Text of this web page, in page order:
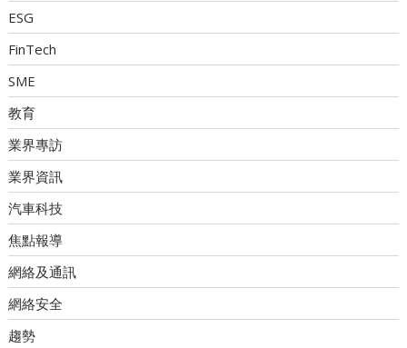
ESG
FinTech
SME
教育
業界專訪
業界資訊
汽車科技
焦點報導
網絡及通訊
網絡安全
趨勢